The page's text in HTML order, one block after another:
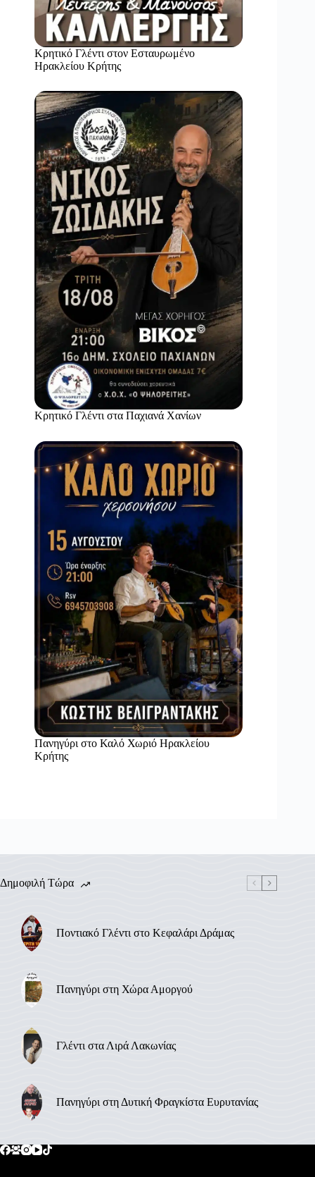
Κρητικό Γλέντι στον Εσταυρωμένο
Ηρακλείου Κρήτης
Κρητικό Γλέντι στα Παχιανά Χανίων
Πανηγύρι στο Καλό Χωριό Ηρακλείου
Κρήτης
Δημοφιλή Τώρα
Ποντιακό Γλέντι στο Κεφαλάρι Δράμας
Πανηγύρι στη Χώρα Αμοργού
Γλέντι στα Λιρά Λακωνίας
Πανηγύρι στη Δυτική Φραγκίστα Ευρυτανίας